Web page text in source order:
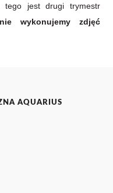
tego jest drugi trymestr
wykonujemy zdjęć
AQUARIUS